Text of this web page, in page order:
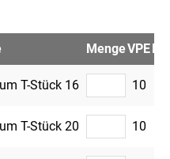
MengeVPE
T-Stück 16 10
T-Stück 20 10